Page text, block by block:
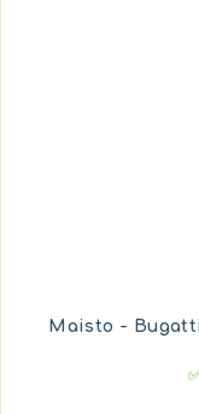
Maisto -